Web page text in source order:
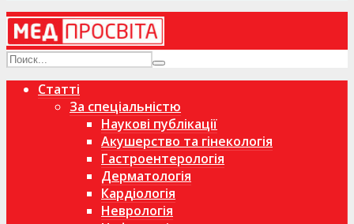
Статті
За спеціальністю
Наукові публікації
Акушерство та гінекологія
Гастроентерологія
Дерматологія
Кардіологія
Неврологія